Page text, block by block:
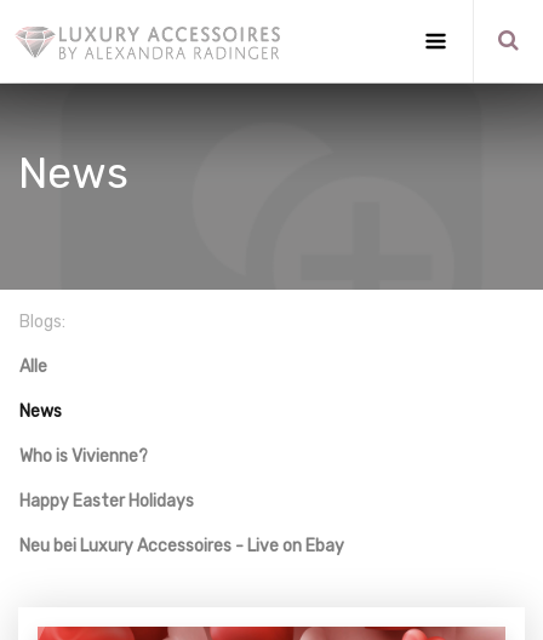
News
Blogs:
Alle
News
Who is Vivienne?
Happy Easter Holidays
Neu bei Luxury Accessoires - Live on Ebay